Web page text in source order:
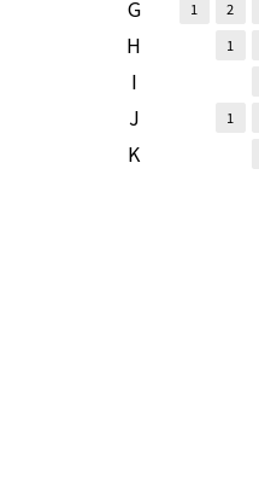
G
H
I
J
K
1
2
1
1